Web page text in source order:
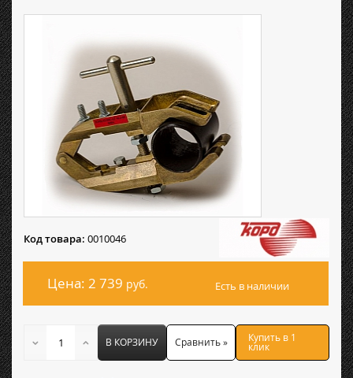
Код товара: 0010046
Цена: 2 739 руб. Есть в наличии
В КОРЗИНУ Сравнить » Купить в 1
клик